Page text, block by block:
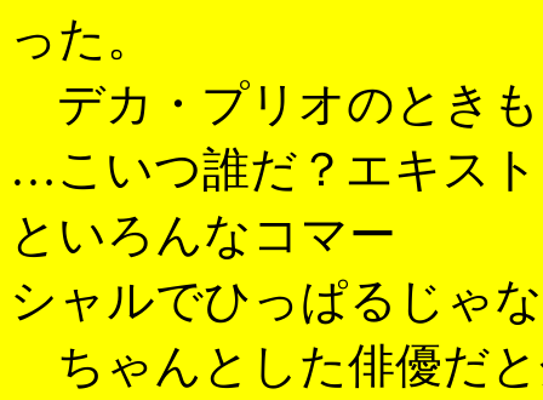
った。
デカ・プリオのとき
…こいつ誰だ？エキス
といろんなコマー
シャルでひっぱるじゃ
ちゃんとした俳優だ